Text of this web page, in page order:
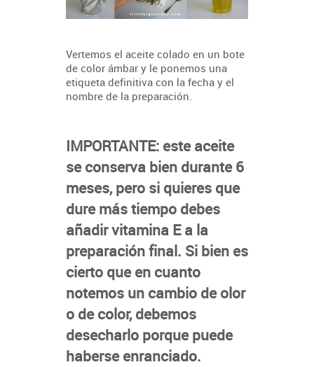
Vertemos el aceite colado en un bote
de color ámbar y le ponemos una
etiqueta definitiva con la fecha y el
nombre de la preparación.
IMPORTANTE: este aceite
se conserva bien durante 6
meses, pero si quieres que
dure más tiempo debes
añadir vitamina E a la
preparación final. Si bien es
cierto que en cuanto
notemos un cambio de olor
o de color, debemos
desecharlo porque puede
haberse enranciado.